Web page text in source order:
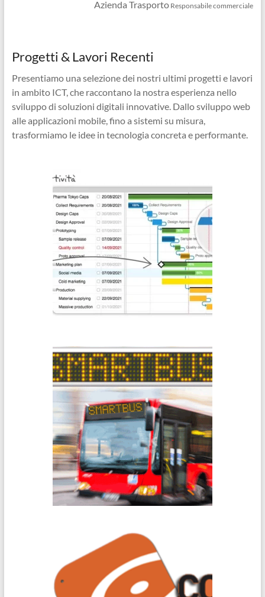
Azienda Trasporto Responsabile commerciale
Progetti & Lavori Recenti
Presentiamo una selezione dei nostri ultimi progetti e lavori
in ambito ICT, che raccontano la nostra esperienza nello
sviluppo di soluzioni digitali innovative. Dallo sviluppo web
alle applicazioni mobile, fino a sistemi su misura,
trasformiamo le idee in tecnologia concreta e performante.